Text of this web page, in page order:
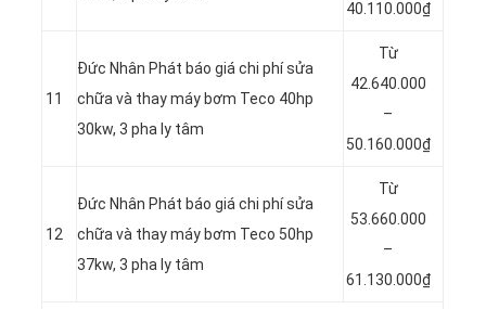
40.110.000₫
11
Đức Nhân Phát báo giá chi phí sửa
chữa và thay máy bơm Teco 40hp
30kw, 3 pha ly tâm
Từ
42.640.000
–
50.160.000₫
12
Đức Nhân Phát báo giá chi phí sửa
chữa và thay máy bơm Teco 50hp
37kw, 3 pha ly tâm
Từ
53.660.000
–
61.130.000₫